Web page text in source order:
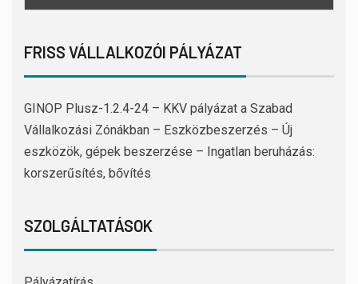
FRISS VÁLLALKOZÓI PÁLYÁZAT
GINOP Plusz-1.2.4-24 – KKV pályázat a Szabad
Vállalkozási Zónákban – Eszközbeszerzés – Új
eszközök, gépek beszerzése – Ingatlan beruházás:
korszerűsítés, bővítés
SZOLGÁLTATÁSOK